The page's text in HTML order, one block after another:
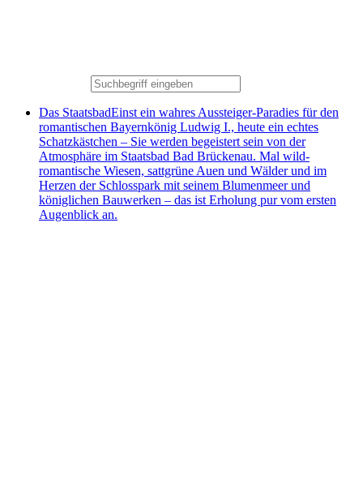
Das StaatsbadEinst ein wahres Aussteiger-Paradies für den
romantischen Bayernkönig Ludwig I., heute ein echtes
Schatzkästchen – Sie werden begeistert sein von der
Atmosphäre im Staatsbad Bad Brückenau. Mal wild-
romantische Wiesen, sattgrüne Auen und Wälder und im
Herzen der Schlosspark mit seinem Blumenmeer und
königlichen Bauwerken – das ist Erholung pur vom ersten
Augenblick an.